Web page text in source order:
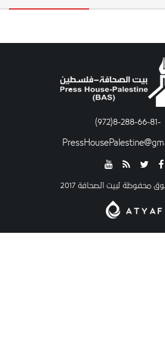
-8-288-66-81(972)
محفوظة لبيت الصحافة 2017